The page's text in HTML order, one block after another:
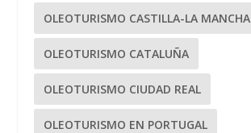
OLEOTURISMO CASTILLA-LA MANCHA
OLEOTURISMO CATALUÑA
OLEOTURISMO CIUDAD REAL
OLEOTURISMO EN PORTUGAL